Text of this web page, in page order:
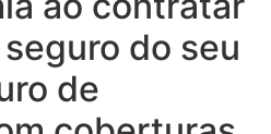
do seu
de